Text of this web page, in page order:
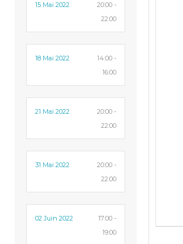
15 Mai 2022
20:00 -
22:00
18 Mai 2022
14:00 -
16:00
21 Mai 2022
20:00 -
22:00
31 Mai 2022
20:00 -
22:00
02 Juin 2022
17:00 -
19:00